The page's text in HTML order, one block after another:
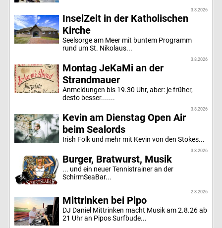
3.8.2026
InselZeit in der Katholischen
Kirche
Seelsorge am Meer mit buntem Programm
rund um St. Nikolaus...
3.8.2026
Montag JeKaMi an der
Strandmauer
Anmeldungen bis 19.30 Uhr, aber: je früher,
desto besser.......
3.8.2026
Kevin am Dienstag Open Air
beim Sealords
Irish Folk und mehr mit Kevin von den Stokes...
3.8.2026
Burger, Bratwurst, Musik
... und ein neuer Tennistrainer an der
SchirmSeaBar...
2.8.2026
Mittrinken bei Pipo
DJ Daniel Mittrinken macht Musik am 2.8.26 ab
21 Uhr an Pipos Surfbude...